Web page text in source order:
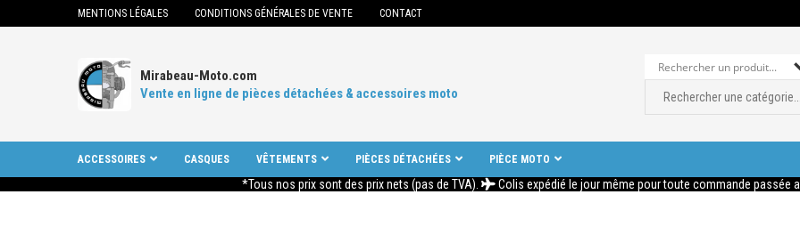
MENTIONS LÉGALES CONDITIONS GÉNÉRALES DE VENTE CONTACT
Mirabeau-Moto.com
Vente en ligne de pièces détachées & accessoires moto
ACCESSOIRES CASQUES VÊTEMENTS PIÈCES DÉTACHÉES PIÈCE MOTO
*Tous nos prix sont des prix nets (pas de TVA). Colis expédié le jour même pour toute commande passée